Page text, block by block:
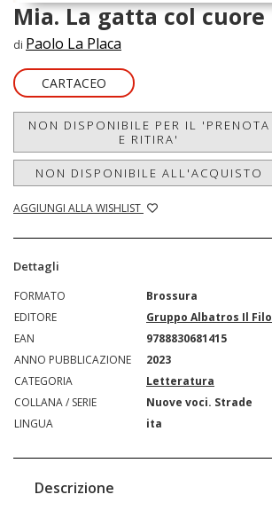
Mia. La gatta col cuore
di Paolo La Placa
CARTACEO
NON DISPONIBILE PER IL 'PRENOTA
E RITIRA'
NON DISPONIBILE ALL'ACQUISTO
AGGIUNGI ALLA WISHLIST
Dettagli
FORMATO
Brossura
EDITORE
Gruppo Albatros Il Filo
EAN
9788830681415
ANNO PUBBLICAZIONE
2023
CATEGORIA
Letteratura
COLLANA / SERIE
Nuove voci. Strade
LINGUA
ita
Descrizione